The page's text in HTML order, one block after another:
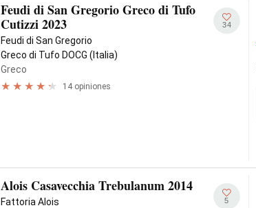
Feudi di San Gregorio Greco di Tufo
Cutizzi 2023
Feudi di San Gregorio
Greco di Tufo DOCG (Italia)
Greco
14 opiniones
34
Alois Casavecchia Trebulanum 2014
Fattoria Alois
5